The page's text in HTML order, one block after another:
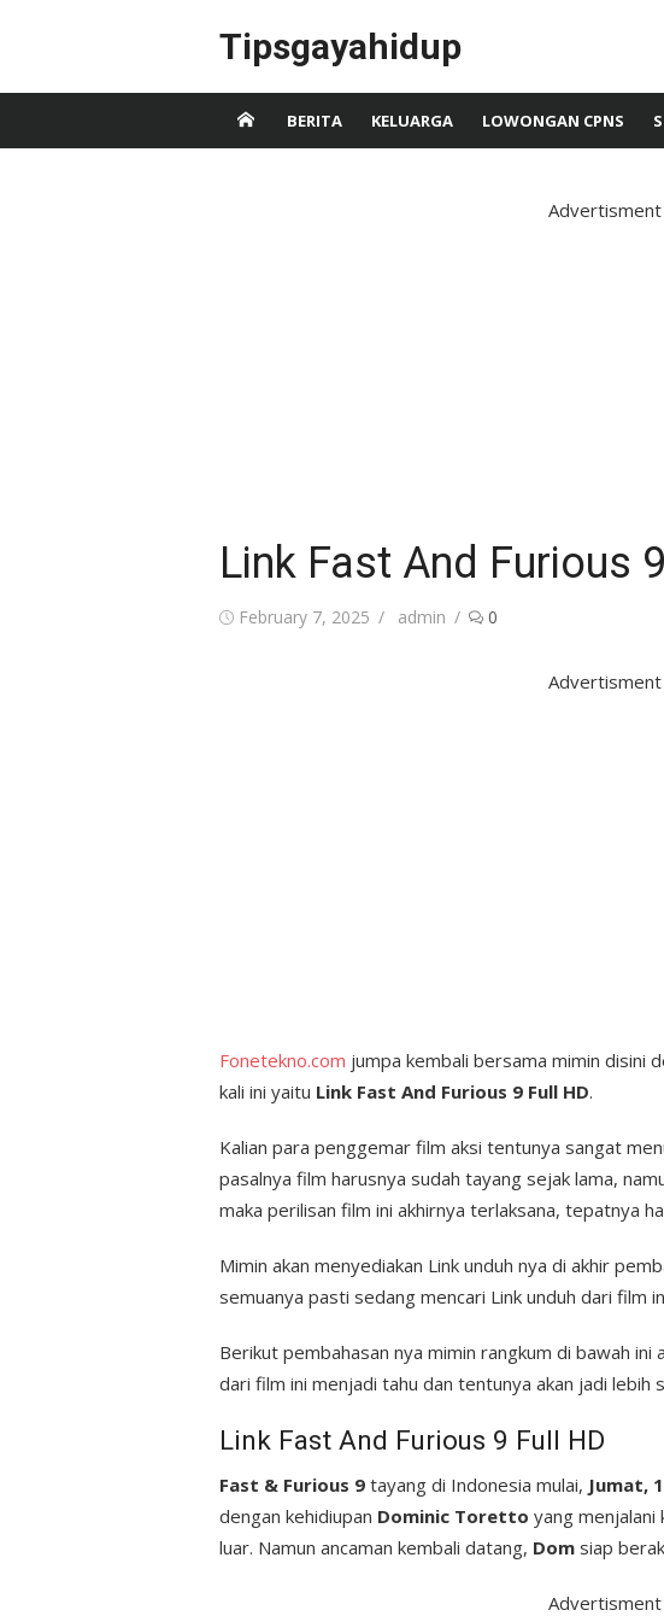
Tipsgayahidup
BERITA KELUARGA LOWONGAN CPNS
Advertisment
Link Fast And Furious
Posted
February 7, 2025 Author
admin 0
Advertisment
Fonetekno.com jumpa kembali bersama mimin disini
kali ini yaitu Link Fast And Furious 9 Full HD.
Kalian para penggemar film aksi tentunya sangat
pasalnya film harusnya sudah tayang sejak lama,
maka perilisan film ini akhirnya terlaksana, tepatnya
Mimin akan menyediakan Link unduh nya di akhir
semuanya pasti sedang mencari Link unduh dari film
Berikut pembahasan nya mimin rangkum di bawah ini
dari film ini menjadi tahu dan tentunya akan jadi lebih
Link Fast And Furious 9 Full HD
Fast & Furious 9 tayang di Indonesia mulai, Jumat,
dengan kehidiupan Dominic Toretto yang menjalani
luar. Namun ancaman kembali datang, Dom siap
Advertisment